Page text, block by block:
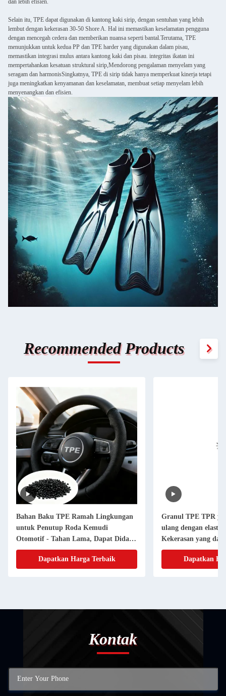
Selain itu, TPE dapat digunakan di kantong kaki sirip, dengan sentuhan yang lebih
lembut dengan kekerasan 30-50 Shore A. Hal ini memastikan keselamatan pengguna
dengan mencegah cedera dan memberikan nuansa seperti bantal.Terutama, TPE
menunjukkan untuk kedua PP dan TPE harder yang digunakan dalam pisau,
memastikan integrasi mulus antara kantong kaki dan pisau. integritas ikatan ini
mempertahankan kesatuan struktural sirip,Mendorong pengalaman menyelam yang
seragam dan harmonisSingkatnya, TPE di sirip tidak hanya memperkuat kinerja tetapi
juga meningkatkan kenyamanan dan keselamatan, membuat setiap menyelam lebih
menyenangkan dan efisien.
Recommended Products
Bahan Baku TPE Ramah Lingkungan
untuk Penutup Roda Kemudi
Otomotif - Tahan Lama, Dapat Didaur
Ulang & Tidak Beracun | Pemasok
Bahan Komponen Interior Mobil
Dapatkan Harga Terbaik
Granul TPE TPR
ulang dengan
Kekerasan yang
untuk baki es khusus
Dapatkan
Kontak